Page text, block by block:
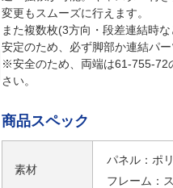
ション用 連結セ
ット 3方向連結
セット シルバー
変更もスムーズに行えます。
また複数枚(3方向・段差連結時
安定のため、必ず脚部か連結パー
※安全のため、両端は61-755-72
さい。
商品スペック
素材
パネル：ポ
フレーム：